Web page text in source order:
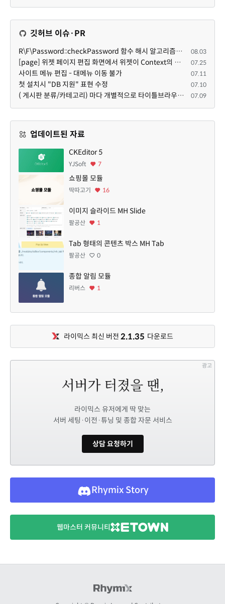
깃허브 이슈·PR
R\F\Password::checkPassword 함수 해시 알고리즘을 암시적으로 호출하는 경우 Argon2id 해시 비교 실패 08.03
[page] 위젯 페이지 편집 화면에서 위젯이 Context의 module_info를 덮어쓰면 저장이 ERR_ACT_IS_NOT_STANDALONE으로 실패 07.25
사이트 메뉴 편집 - 대메뉴 이동 불가 07.11
첫 설치시 "DB 지원" 표현 수정 07.10
( 게시판 분류/카테고리) 마다 개별적으로 타이틀브라우저 제목 및 seo설명 넣을 수 있으면 어떨지 해서 글 등록해봅니다. 07.09
업데이트된 자료
CKEditor 5
YJSoft 7
쇼핑몰 모듈
딱따고기 16
이미지 슬라이드 MH Slide
팔공산 1
Tab 형태의 콘텐츠 박스 MH Tab
팔공산 0
종합 알림 모듈
리버스 1
라이믹스 최신 버전 2.1.35 다운로드
광고
라이믹스 유저에게 딱 맞는
서버 세팅·이전·튜닝 및 종합 자문 서비스
상담 요청하기
Rhymix Story
웹마스터 커뮤니티